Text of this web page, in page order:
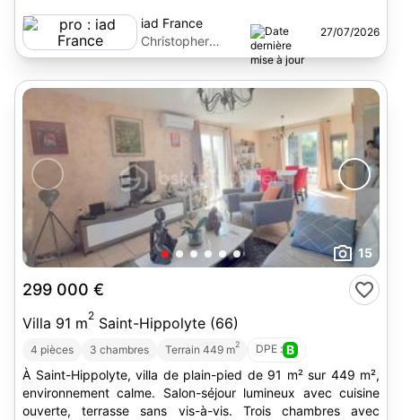
iad France
Christopher
Facciolo
27/07/2026
15
299 000 €
Villa 91 m2 Saint-Hippolyte (66)
4 pièces 3 chambres Terrain 449 m2 DPE : B
À Saint-Hippolyte, villa de plain-pied de 91 m² sur 449 m²,
environnement calme. Salon-séjour lumineux avec cuisine
ouverte, terrasse sans vis-à-vis. Trois chambres avec